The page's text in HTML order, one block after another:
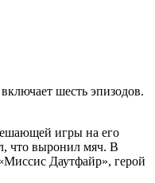
шесть эпизодов.
игры на его
что выронил мяч. В
Даутфайр», герой